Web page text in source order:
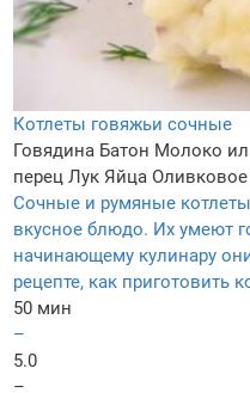
Котлеты говяжьи сочные
Говядина Батон Молоко
перец Лук Яйца
Сочные и румяные
вкусное блюдо. Их умеют
начинающему кулинару
рецепте, как приготовить
50 мин
–
5.0
–